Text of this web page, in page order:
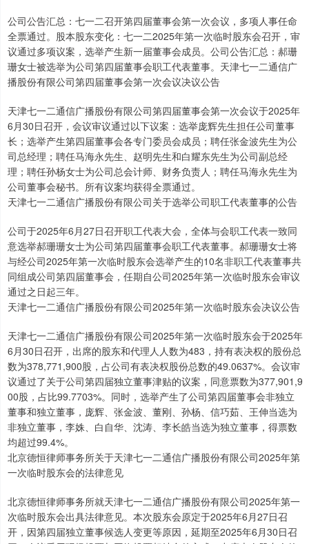
公司公告汇总：七一二召开第四届董事会第一次会议，多项人事任命
全票通过。股本股东变化：七一二2025年第一次临时股东会召开，审
议通过多项议案，选举产生新一届董事会成员。公司公告汇总：郝珊
珊女士被选举为公司第四届董事会职工代表董事。天津七一二通信广
播股份有限公司第四届董事会第一次会议决议公告
天津七一二通信广播股份有限公司第四届董事会第一次会议于2025年
6月30日召开，会议审议通过以下议案：选举庞辉先生担任公司董事
长；选举产生第四届董事会各专门委员会成员；聘任张金波先生为公
司总经理；聘任马海永先生、赵明先生和白耀东先生为公司副总经
理；聘任孙杨女士为公司总会计师、财务负责人；聘任马海永先生为
公司董事会秘书。所有议案均获得全票通过。
天津七一二通信广播股份有限公司关于选举公司职工代表董事的公告
公司于2025年6月27日召开职工代表大会，全体与会职工代表一致同
意选举郝珊珊女士为公司第四届董事会职工代表董事。郝珊珊女士将
与经公司2025年第一次临时股东会选举产生的10名非职工代表董事共
同组成公司第四届董事会，任期自公司2025年第一次临时股东会审议
通过之日起三年。
天津七一二通信广播股份有限公司2025年第一次临时股东会决议公告
天津七一二通信广播股份有限公司2025年第一次临时股东会于2025年
6月30日召开，出席的股东和代理人人数为483，持有表决权的股份总
数为378,771,900股，占公司有表决权股份总数的49.0637%。会议审
议通过了关于公司第四届独立董事津贴的议案，同意票数为377,901,9
00股，占比99.7703%。同时，选举产生了公司第四届董事会非独立
董事和独立董事，庞辉、张金波、董刚、孙杨、信巧茹、王伸当选为
非独立董事，李姝、白自华、沈涛、李长皓当选为独立董事，得票数
均超过99.4%。
北京德恒律师事务所关于天津七一二通信广播股份有限公司2025年第
一次临时股东会的法律意见
北京德恒律师事务所就天津七一二通信广播股份有限公司2025年第一
次临时股东会出具法律意见。本次股东会原定于2025年6月27日召
开，因第四届独立董事候选人变更等原因，延期至2025年6月30日召